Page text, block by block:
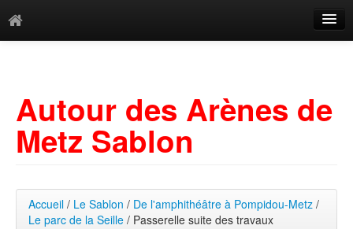
Mots-clés
Autour des Arènes de
Metz Sablon
Accueil / Le Sablon / De l'amphithéâtre à Pompidou-Metz /
Le parc de la Seille / Passerelle suite des travaux